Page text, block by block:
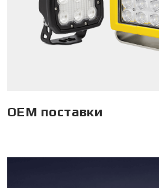
ОЕМ поставки